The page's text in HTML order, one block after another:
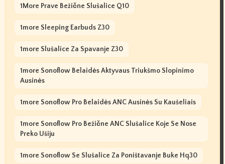
1More Prave Bežične Slušalice Q10
1more Sleeping Earbuds Z30
1more Slušalice Za Spavanje Z30
1more Sonoflow Belaidės Aktyvaus Triukšmo Slopinimo
Ausinės
1more Sonoflow Pro Belaidės ANC Ausinės Su Kaušeliais
1more Sonoflow Pro Bežične ANC Slušalice Koje Se Nose
Preko Ušiju
1more Sonoflow Se Slušalice Za Poništavanje Buke Hq30